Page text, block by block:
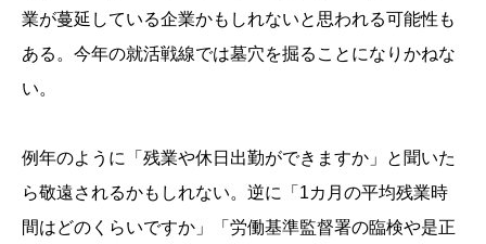
業が蔓延している企業かもしれないと思われる可能性も
ある。今年の就活戦線では墓穴を掘ることになりかねな
い。
例年のように「残業や休日出勤ができますか」と聞いた
ら敬遠されるかもしれない。逆に「1カ月の平均残業時
間はどのくらいですか」「労働基準監督署の臨検や是正